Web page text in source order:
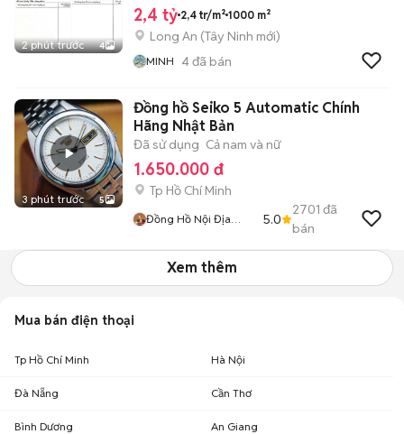
2 phút trước 4
2,4 tỷ 2,4 tr/m² 1000 m²
Long An (Tây Ninh mới)
MINH 4đã bán
3 phút trước 5
Đồng hồ Seiko 5 Automatic Chính
Hãng Nhật Bản
Đã sử dụng Cả nam và nữ
1.650.000 đ
Tp Hồ Chí Minh
Đồng Hồ Nội Địa
5.0
2701 đã
bán
Xem thêm
Mua bán điện thoại
Tp Hồ Chí Minh Hà Nội
Đà Nẵng Cần Thơ
Bình Dương
An Giang